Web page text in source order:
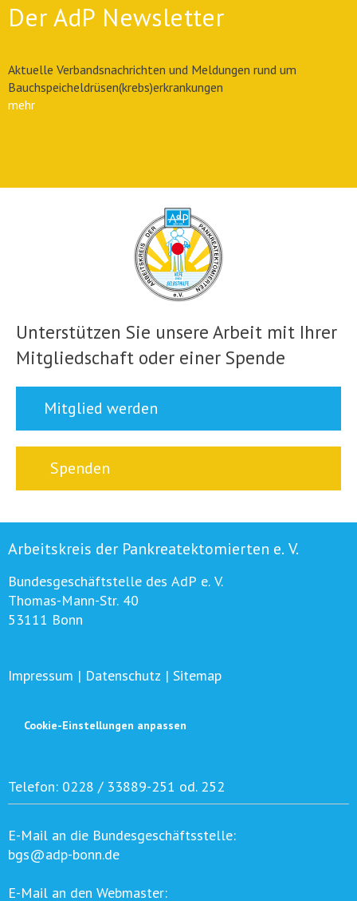
Der AdP Newsletter
Aktuelle Verbandsnachrichten und Meldungen rund um
Bauchspeicheldrüsen(krebs)erkrankungen
mehr
Unterstützen Sie unsere Arbeit mit Ihrer
Mitgliedschaft oder einer Spende
Mitglied werden
Spenden
Arbeitskreis der Pankreatektomierten e. V.
Bundesgeschäftstelle des AdP e. V.
Thomas-Mann-Str. 40
53111 Bonn
Impressum | Datenschutz | Sitemap
Cookie-Einstellungen anpassen
Telefon: 0228 / 33889-251 od. 252
E-Mail an die Bundesgeschäftsstelle:
bgs@adp-bonn.de
E-Mail an den Webmaster: